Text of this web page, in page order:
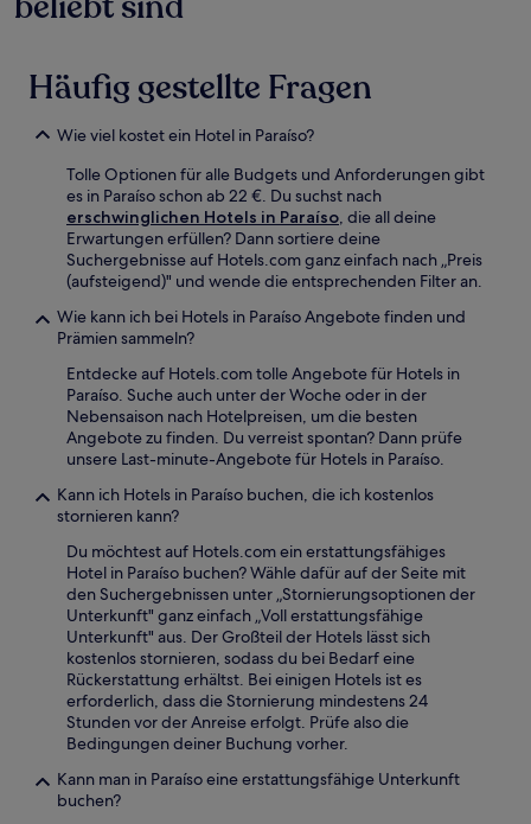
Häufig gestellte Fragen
Wie viel kostet ein Hotel in Paraíso?
Tolle Optionen für alle Budgets und Anforderungen gibt
es in Paraíso schon ab 22 €. Du suchst nach
erschwinglichen Hotels in Paraíso, die all deine
Erwartungen erfüllen? Dann sortiere deine
Suchergebnisse auf Hotels.com ganz einfach nach „Preis
(aufsteigend)" und wende die entsprechenden Filter an.
Wie kann ich bei Hotels in Paraíso Angebote finden und
Prämien sammeln?
Entdecke auf Hotels.com tolle Angebote für Hotels in
Paraíso. Suche auch unter der Woche oder in der
Nebensaison nach Hotelpreisen, um die besten
Angebote zu finden. Du verreist spontan? Dann prüfe
unsere Last-minute-Angebote für Hotels in Paraíso.
Kann ich Hotels in Paraíso buchen, die ich kostenlos
stornieren kann?
Du möchtest auf Hotels.com ein erstattungsfähiges
Hotel in Paraíso buchen? Wähle dafür auf der Seite mit
den Suchergebnissen unter „Stornierungsoptionen der
Unterkunft" ganz einfach „Voll erstattungsfähige
Unterkunft" aus. Der Großteil der Hotels lässt sich
kostenlos stornieren, sodass du bei Bedarf eine
Rückerstattung erhältst. Bei einigen Hotels ist es
erforderlich, dass die Stornierung mindestens 24
Stunden vor der Anreise erfolgt. Prüfe also die
Bedingungen deiner Buchung vorher.
Kann man in Paraíso eine erstattungsfähige Unterkunft
buchen?